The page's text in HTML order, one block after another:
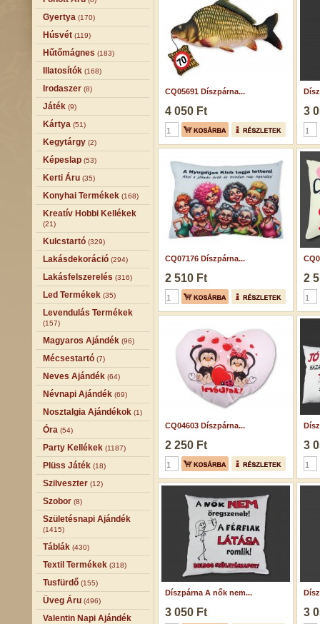
Gyertya (170)
Húsvét (119)
Hűtőmágnes (183)
Illatosítók (168)
Irodaszer (8)
Játék (9)
Kártya (51)
Kegytárgy (2)
Képeslap (53)
Kerti Áru (35)
Konyhai Termékek (168)
Kreatív Hobbi Kellékek
(21)
Kulcstartó (329)
Lakásdekoráció (294)
Lakásfelszerelés (316)
Led Termékek (35)
Levendulás Termékek
(157)
Magyaros Ajándék (96)
Mécsestartó (7)
Neves Ajándék (64)
Névnapi Ajándék (69)
Nosztalgia Ajándékok (1)
Óra (54)
Party Kellékek (1187)
Plüss Játék (18)
Szilveszter (12)
Szobor (8)
Születésnapi Ajándék
(1415)
Táblák (430)
Textil Termékek (318)
Tusfürdő (155)
Üveg Áru (496)
Valentin Napi Ajándék
CQ05691 Díszpárna...
4 050 Ft 3
CQ07176 Díszpárna...
2 510 Ft 2
CQ04603 Díszpárna...
2 250 Ft 3
Díszpárna A nők nem...
3 050 Ft 3